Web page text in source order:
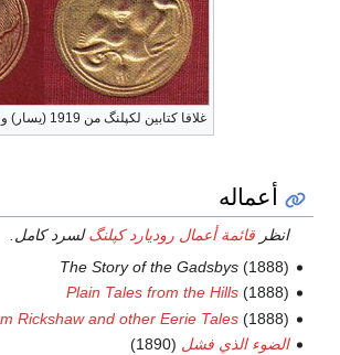
غلافا كتابين لكپلنگ من 1919 (يسار) و 1930 (يمين)
أعماله
انظرقائمة أعمال روديارد كپلنگلسرد كامل.
The Story of the Gadsbys(1888)
Plain Tales from the Hills(1888)
Rickshaw and other Eerie Tales(1888)
الضوء الذي فشل (1890)